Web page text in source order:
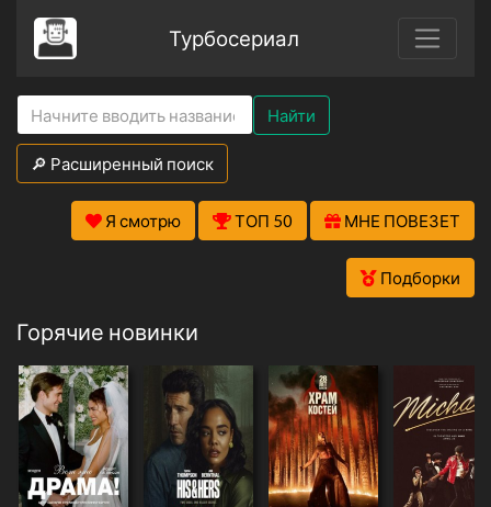
Турбосериал
Найти
🔎 Расширенный поиск
Я смотрю ТОП 50 МНЕ ПОВЕЗЕТ
Подборки
Горячие новинки